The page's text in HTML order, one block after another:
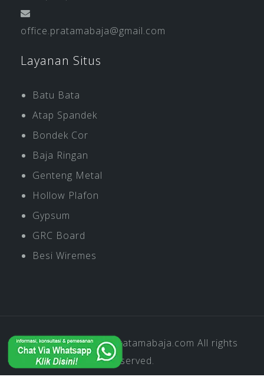
office.pratamabaja@gmail.com
Layanan Situs
Batu Bata
Atap Spandek
Bondek Cor
Baja Ringan
Genteng Metal
Hollow Plafon
Gypsum
GRC Board
Besi Wiremes
Copyright © 2019Pratamabaja.com All rights
reserved.